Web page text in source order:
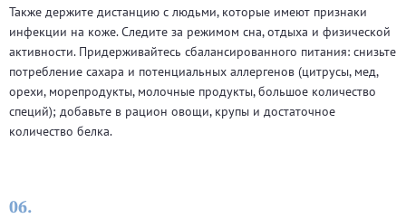
Также держите дистанцию с людьми, которые имеют признаки
инфекции на коже. Следите за режимом сна, отдыха и физической
активности. Придерживайтесь сбалансированного питания: снизьте
потребление сахара и потенциальных аллергенов (цитрусы, мед,
орехи, морепродукты, молочные продукты, большое количество
специй); добавьте в рацион овощи, крупы и достаточное
количество белка.
06.